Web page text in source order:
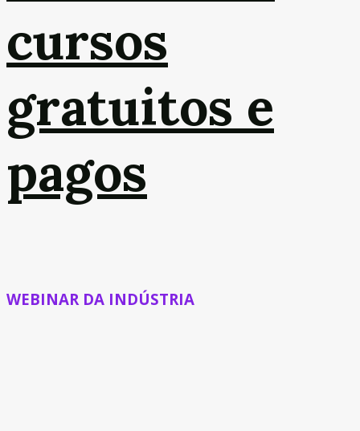
cursos
gratuitos e
pagos
WEBINAR DA INDÚSTRIA